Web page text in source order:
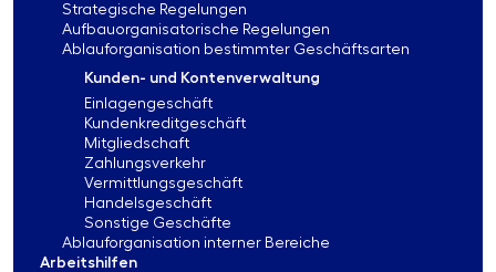
Strategische Regelungen
Aufbauorganisatorische Regelungen
Ablauforganisation bestimmter Geschäftsarten
Kunden- und Kontenverwaltung
Einlagengeschäft
Kundenkreditgeschäft
Mitgliedschaft
Zahlungsverkehr
Vermittlungsgeschäft
Handelsgeschäft
Sonstige Geschäfte
Ablauforganisation interner Bereiche
Arbeitshilfen